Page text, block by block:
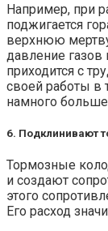
Например, при
поджигается
верхнюю
давление
приходится с
своей работы в
намного больше
6. Подклинивают
Тормозные
и создают
этого
Его расход